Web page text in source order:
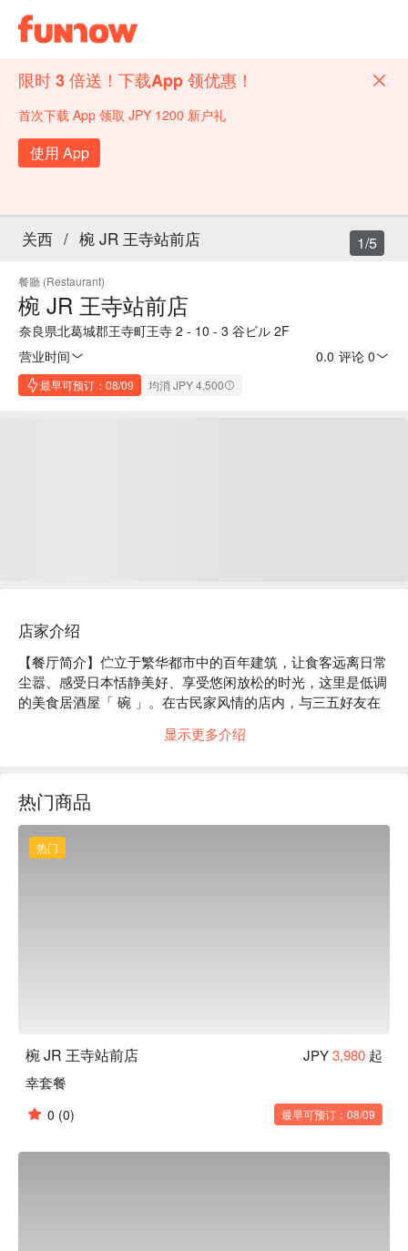
限时 3 倍送！下载App 领优惠！
首次下载 App 领取 JPY 1200 新户礼
使用 App
关西 / 椀 JR 王寺站前店
餐廳 (Restaurant)
椀 JR 王寺站前店
奈良県北葛城郡王寺町王寺 2 - 10 - 3 谷ビル 2F
营业时间
0.0 评论 0
最早可预订：08/09 均消 JPY 4,500
1/5
店家介绍
【餐厅简介】伫立于繁华都市中的百年建筑，让食客远离日常
尘嚣、感受日本恬静美好、享受悠闲放松的时光，这里是低调
的美食居酒屋「 碗 」。在古民家风情的店内，与三五好友在
【店家氛围】「美食居酒屋 碗」的装潢概念是营造出 “ 100 年
间。在匠人精心设计的沉稳日式氛围中，以美酒佳肴招待来
客、带您品味日常之美。此外，如同店名「 碗 」（碗）一
样，本店对于餐具也十分讲究。店内部分餐具来自枥木县的纯
手工益子烧，与餐厅装潢完美结合，更衬托料理美味。
显示更多介绍
热门商品
热门
椀 JR 王寺站前店 JPY3,980 起
幸套餐
0 (0) 最早可预订：08/09